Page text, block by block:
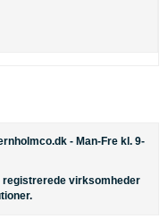
- Man-Fre kl. 9-
registrerede virksomheder